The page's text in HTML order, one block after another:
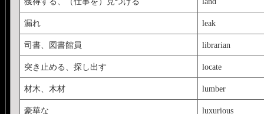
漏れ leak
司書、図書館員 librarian
突き止める、探し出す locate
材木、木材 lumber
豪華な luxurious